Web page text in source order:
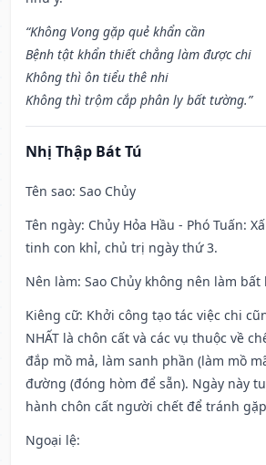
“Không Vong gặp quẻ khẩn cần
Bệnh tật khẩn thiết chẳng làm được chi
Không thì ôn tiểu thê nhi
Không thì trộm cắp phân ly bất tường.”
Nhị Thập Bát Tú
Tên sao: Sao Chủy
Tên ngày: Chủy Hỏa Hầu - Phó Tuấn:
tinh con khỉ, chủ trị ngày thứ 3.
Nên làm: Sao Chủy không nên làm bất
Kiêng cữ: Khởi công tạo tác việc chi
NHẤT là chôn cất và các vụ thuộc về
đắp mồ mả, làm sanh phần (làm mồ
đường (đóng hòm để sẵn). Ngày này
hành chôn cất người chết để tránh
Ngoại lệ: